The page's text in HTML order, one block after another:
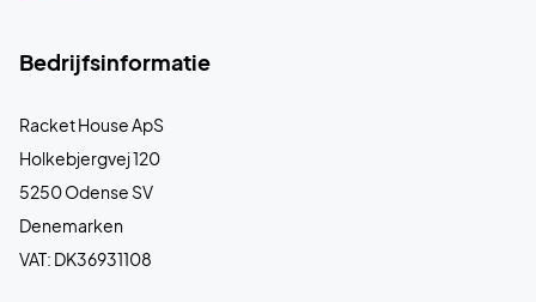
Bedrijfsinformatie
Racket House ApS
Holkebjergvej 120
5250 Odense SV
Denemarken
VAT: DK36931108